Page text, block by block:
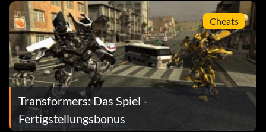
Cheats
Transformers: Das Spiel -
Fertigstellungsbonus